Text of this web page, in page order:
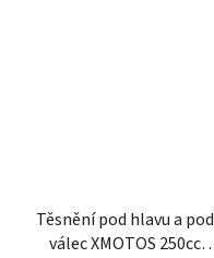
Těsnění pod hlavu a pod
válec XMOTOS 250cc